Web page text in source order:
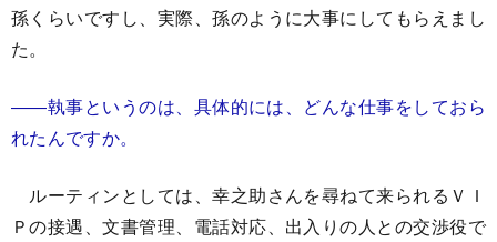
孫くらいですし、実際、孫のように大事にしてもらえまし
た。
――執事というのは、具体的には、どんな仕事をしておら
れたんですか。
ルーティンとしては、幸之助さんを尋ねて来られるＶＩ
Ｐの接遇、文書管理、電話対応、出入りの人との交渉役で